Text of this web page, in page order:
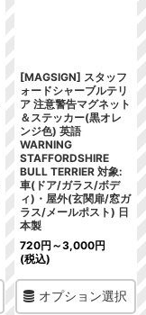
[MAGSIGN] スタッフ
ォードシャーブルテリ
ア 注意警告マグネット
＆ステッカー(黒オレ
ンジ色) 英語
WARNING
STAFFORDSHIRE
BULL TERRIER 対象:
車(ドア/ガラス/ボデ
ィ)・屋外(玄関扉/窓ガ
ラス/メールポスト) 日
本製
720円 ～3,000円
(税込)
オプション選択